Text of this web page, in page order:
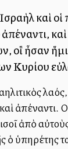
καὶ
οἳ ἦσαν
Κυρίου
ἀπέναντι.
ἀπὸ
ὑπηρέτης